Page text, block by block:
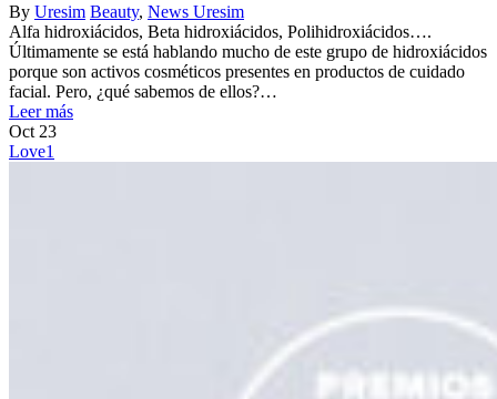
By Uresim Beauty, News Uresim
Alfa hidroxiácidos, Beta hidroxiácidos, Polihidroxiácidos….
Últimamente se está hablando mucho de este grupo de hidroxiácidos
porque son activos cosméticos presentes en productos de cuidado
facial. Pero, ¿qué sabemos de ellos?…
Leer más
Oct 23
Love1